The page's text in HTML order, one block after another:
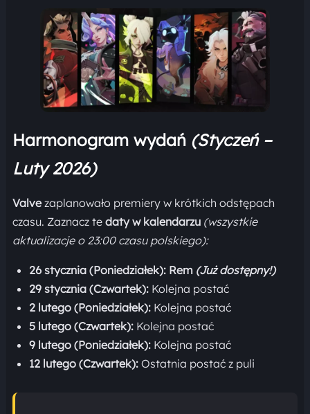
Harmonogram wydań (Styczeń –
Luty 2026)
Valve zaplanowało premiery w krótkich odstępach
czasu. Zaznacz tedaty w kalendarzu(wszystkie
aktualizacje o 23:00 czasu polskiego):
26 stycznia (Poniedziałek): Rem (Już dostępny!)
29 stycznia (Czwartek):Kolejna postać
2 lutego (Poniedziałek):Kolejna postać
5 lutego (Czwartek):Kolejna postać
9 lutego (Poniedziałek):Kolejna postać
12 lutego (Czwartek):Ostatnia postać z puli